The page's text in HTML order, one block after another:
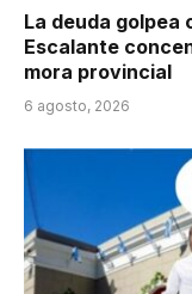
La deuda golpea
Escalante
mora provincial
6 agosto, 2026